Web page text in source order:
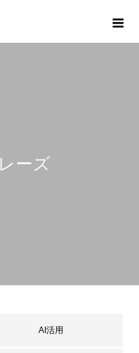
レ ー ズ
AI活用